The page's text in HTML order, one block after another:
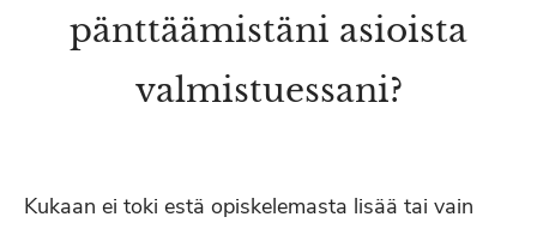
pänttäämistäni asioista
valmistuessani?
Kukaan ei toki estä opiskelemasta lisää tai vain